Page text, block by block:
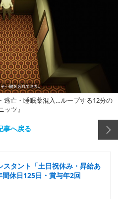
逃亡・睡眠薬混入…ループする12分の
ツ』
事へ戻る
タント「土日祝休み・昇給あ
休日125日・賞与年2回